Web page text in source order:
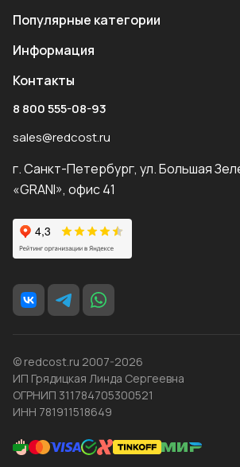
Популярные категории
Информация
Контакты
8 800 555-08-93
sales@redcost.ru
г. Санкт-Петербург, ул. Большая
«GRANI», офис 41
© redcost.ru 2007-2026
ИП Грядицкая Линда Сергеевна
ОГРНИП 311784705300521
ИНН 781911518649